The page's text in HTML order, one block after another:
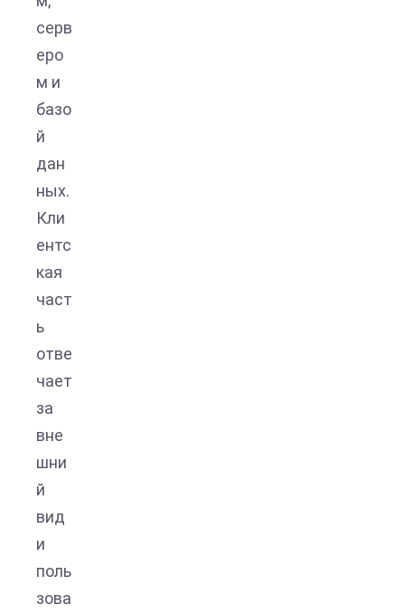
серв
еро
м и
базо
й
дан
ных.
Кли
ентс
кая
част
ь
отве
чает
за
вне
шни
й
вид
и
поль
зова